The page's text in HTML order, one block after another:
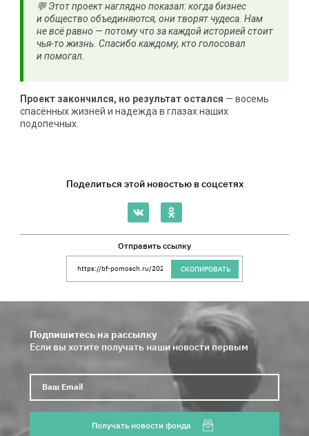
💬 Этот проект наглядно показал: когда бизнес
и общество объединяются, они творят чудеса. Нам
не всё равно — потому что за каждой историей стоит
чья-то жизнь. Спасибо каждому, кто голосовал
и помогал.
Проект закончился, но результат остался — восемь
спасённых жизней и надежда в глазах наших
подопечных.
Поделиться этой новостью в соцсетях
Отправить ссылку
Ссылка на сайт Благотворительного Фонда
СКОПИРОВАТЬ
Подпишитесь на рассылку
Если вы хотите получать наши новости первым
Получать новости фонда